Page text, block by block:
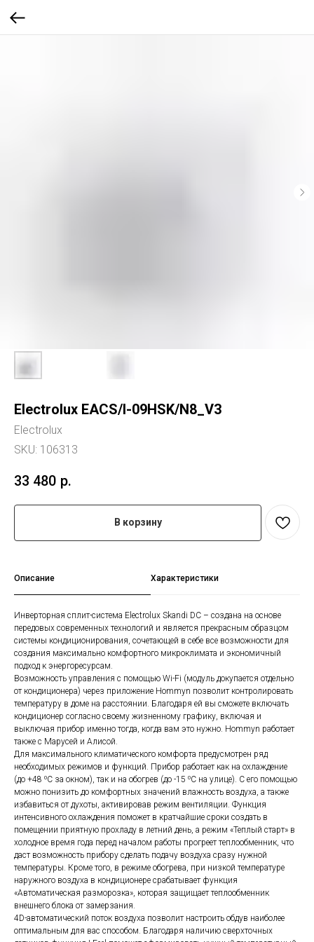
Electrolux EACS/I-09HSK/N8_V3
Electrolux
SKU: 106313
33 480 р.
В корзину
Описание Характеристики
Инверторная сплит-система Electrolux Skandi DC – создана на основе
передовых современных технологий и является прекрасным образцом
системы кондиционирования, сочетающей в себе все возможности для
создания максимально комфортного микроклимата и экономичный
подход к энергоресурсам.
Возможность управления с помощью Wi-Fi (модуль докупается отдельно
от кондиционера) через приложение Hommyn позволит контролировать
температуру в доме на расстоянии. Благодаря ей вы сможете включать
кондиционер согласно своему жизненному графику, включая и
выключая прибор именно тогда, когда вам это нужно. Hommyn работает
также с Марусей и Алисой.
Для максимального климатического комфорта предусмотрен ряд
необходимых режимов и функций. Прибор работает как на охлаждение
(до +48 ⁰С за окном), так и на обогрев (до -15 ⁰С на улице). С его помощью
можно понизить до комфортных значений влажность воздуха, а также
избавиться от духоты, активировав режим вентиляции. Функция
интенсивного охлаждения поможет в кратчайшие сроки создать в
помещении приятную прохладу в летний день, а режим «Теплый старт» в
холодное время года перед началом работы прогреет теплообменник, что
даст возможность прибору сделать подачу воздуха сразу нужной
температуры. Кроме того, в режиме обогрева, при низкой температуре
наружного воздуха в кондиционере срабатывает функция
«Автоматическая разморозка», которая защищает теплообменник
внешнего блока от замерзания.
4D-автоматический поток воздуха позволит настроить обдув наиболее
оптимальным для вас способом. Благодаря наличию сверхточных